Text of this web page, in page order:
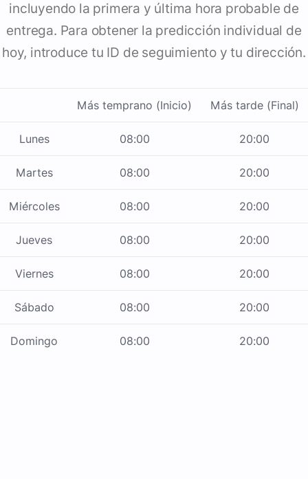
incluyendo la primera y última hora probable de
entrega. Para obtener la predicción individual de
hoy, introduce tu ID de seguimiento y tu dirección.
Más temprano (Inicio) Más tarde (Final)
Lunes 08:00 20:00
Martes 08:00 20:00
Miércoles 08:00 20:00
Jueves 08:00 20:00
Viernes 08:00 20:00
Sábado 08:00 20:00
Domingo 08:00 20:00